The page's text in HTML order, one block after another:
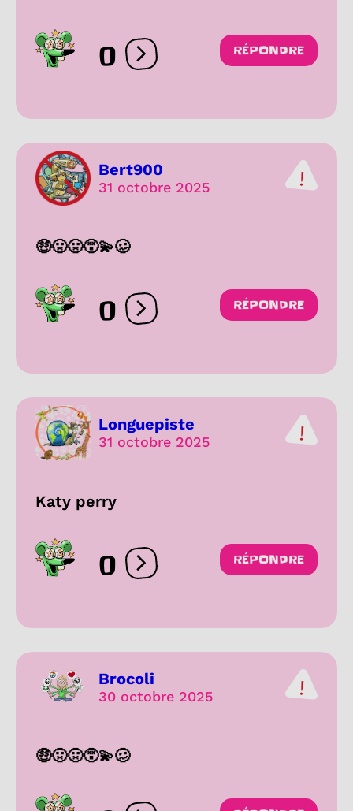
0 Ouvrir les réactions
RÉPONDRE
Bert900
31 octobre 2025
🤑🤢🤢😵‍💫🥴
0 Ouvrir les réactions
RÉPONDRE
Longuepiste
31 octobre 2025
Katy perry
0 Ouvrir les réactions
RÉPONDRE
Brocoli
30 octobre 2025
🤑🤢🤢😵‍💫🥴